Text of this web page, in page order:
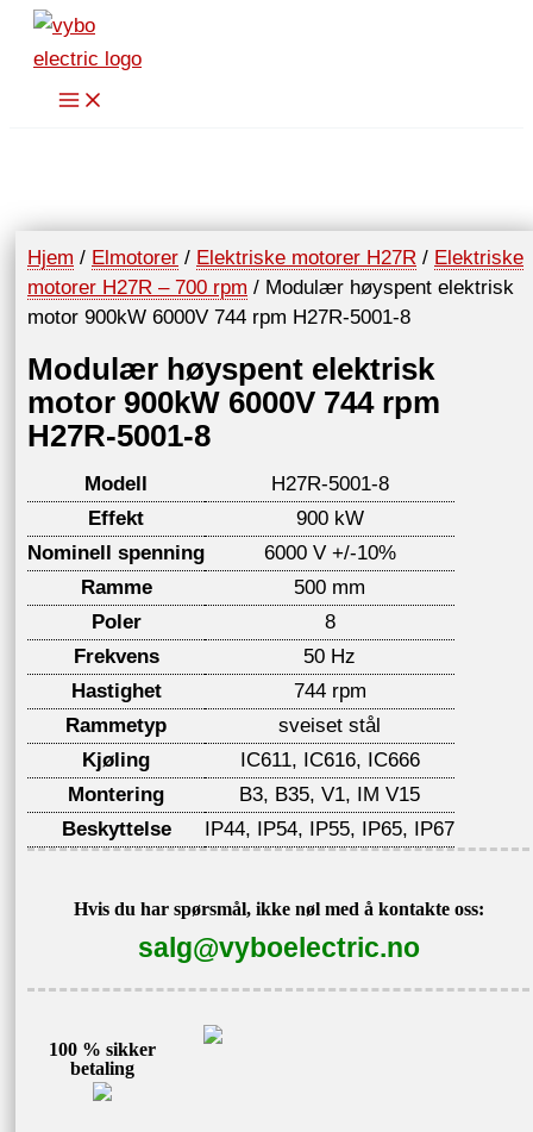
Hopp
rett
Hjem / Elmotorer / Elektriske motorer H27R / Elektriske
motorer H27R – 700 rpm / Modulær høyspent elektrisk
motor 900kW 6000V 744 rpm H27R-5001-8
Modulær høyspent elektrisk
motor 900kW 6000V 744 rpm
H27R-5001-8
Modell
H27R-5001-8
Effekt
900 kW
Nominell spenning
6000 V +/-10%
Ramme
500 mm
Poler
8
Frekvens
50 Hz
Hastighet
744 rpm
Rammetyp
sveiset stål
Kjøling
IC611, IC616, IC666
Montering
B3, B35, V1, IM V15
Beskyttelse
IP44, IP54, IP55, IP65, IP67
Hvis du har spørsmål, ikke nøl med å kontakte oss:
salg@vyboelectric.no
100 % sikker
betaling